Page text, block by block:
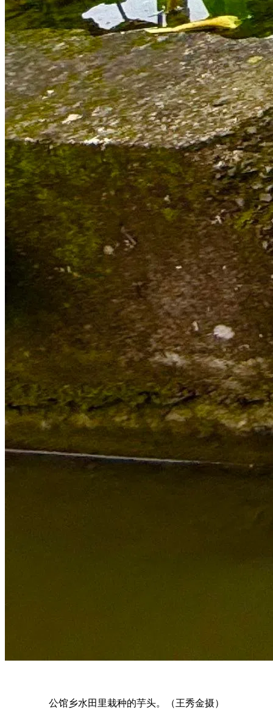
公馆乡水田里栽种的芋头。（王秀金摄）